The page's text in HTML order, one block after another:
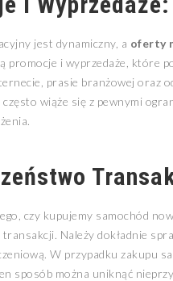
jest dynamiczny, a oferty
promocje i wyprzedaże, które
prasie branżowej oraz
wiąże się z pewnymi
czy kupujemy samochód
transakcji. Należy dokładnie
W przypadku zakupu
sposób można uniknąć